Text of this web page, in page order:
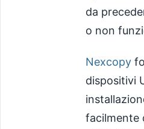
da
o non
Nexcopy
dispositivi
facilmente